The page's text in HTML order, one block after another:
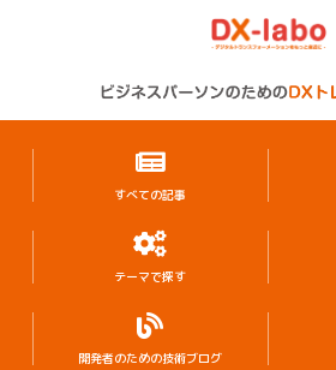
すべての記事
テーマで探す
開発者のための技術ブログ